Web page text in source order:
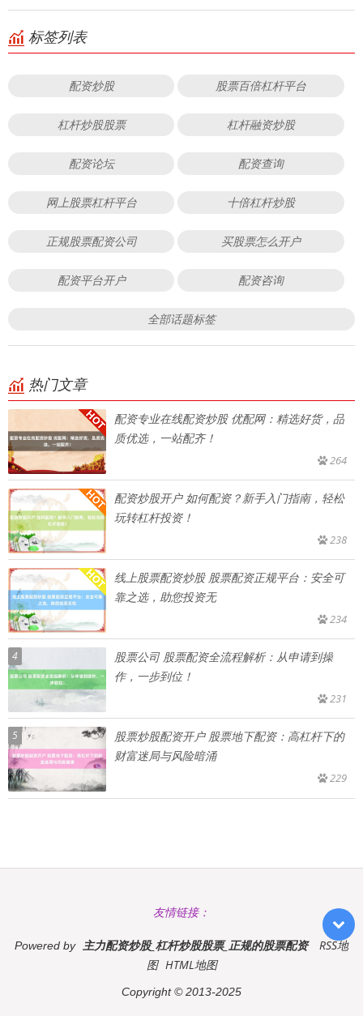
标签列表
配资炒股 股票百倍杠杆平台
杠杆炒股股票 杠杆融资炒股
配资论坛 配资查询
网上股票杠杆平台 十倍杠杆炒股
正规股票配资公司 买股票怎么开户
配资平台开户 配资咨询
全部话题标签
热门文章
配资专业在线配资炒股 优配网：精选好货，品
质优选，一站配齐！
264
配资炒股开户 如何配资？新手入门指南，轻松
玩转杠杆投资！
238
线上股票配资炒股 股票配资正规平台：安全可
靠之选，助您投资无
234
4
股票公司 股票配资全流程解析：从申请到操
作，一步到位！
231
5
股票炒股配资开户 股票地下配资：高杠杆下的
财富迷局与风险暗涌
229
友情链接：
Powered by 主力配资炒股_杠杆炒股股票_正规的股票配资
RSS地
图 HTML地图
Copyright© 2013-2025